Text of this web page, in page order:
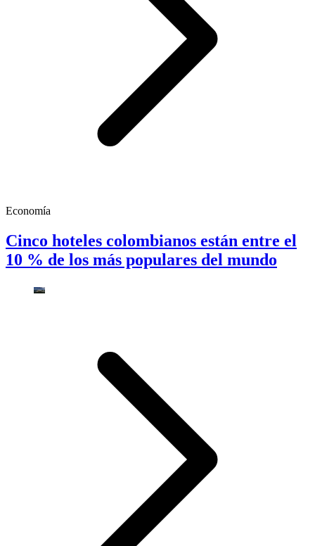
Economía
Cinco hoteles colombianos están entre el
10 % de los más populares del mundo